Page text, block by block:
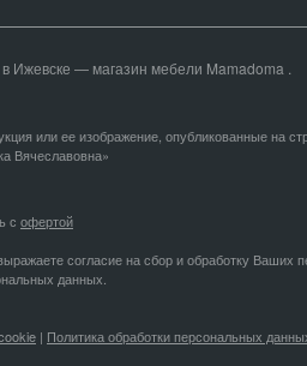
Ижевске — магазин мебели Mamadoma .
или ее изображение, опубликованные на
Вячеславовна»
с офертой
согласие на сбор и обработку
данных.
| Политика обработки персональных